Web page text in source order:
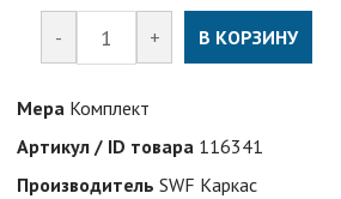
- + В КОРЗИНУ
Мера Комплект
Артикул / ID товара 116341
Производитель SWF Каркас